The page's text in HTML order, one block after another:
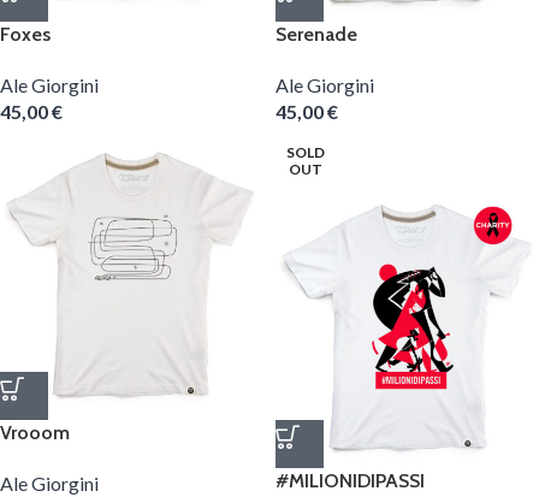
Foxes
Ale Giorgini
45,00€
Serenade
Ale Giorgini
45,00€
Vrooom
Ale Giorgini
SOLD
OUT
#MILIONIDIPASSI